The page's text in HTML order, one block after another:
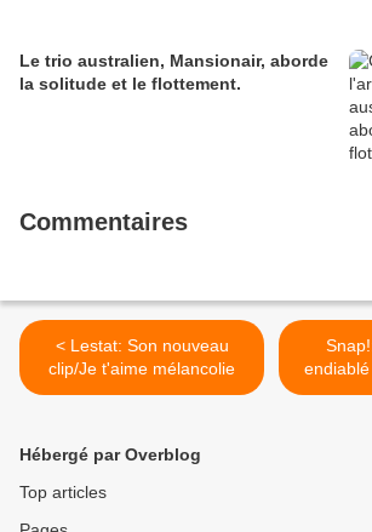
Le trio australien, Mansionair, aborde
la solitude et le flottement.
Commentaires
< Lestat: Son nouveau
clip/Je t'aime mélancolie
Hébergé par Overblog
Top articles